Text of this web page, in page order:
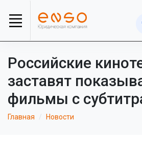
Российские
заставят
фильмы с
Главная Новости